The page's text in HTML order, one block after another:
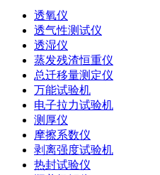
透氧仪
透气性测试仪
透湿仪
蒸发残渣恒重仪
总迁移量测定仪
万能试验机
电子拉力试验机
测厚仪
摩擦系数仪
剥离强度试验机
热封试验仪